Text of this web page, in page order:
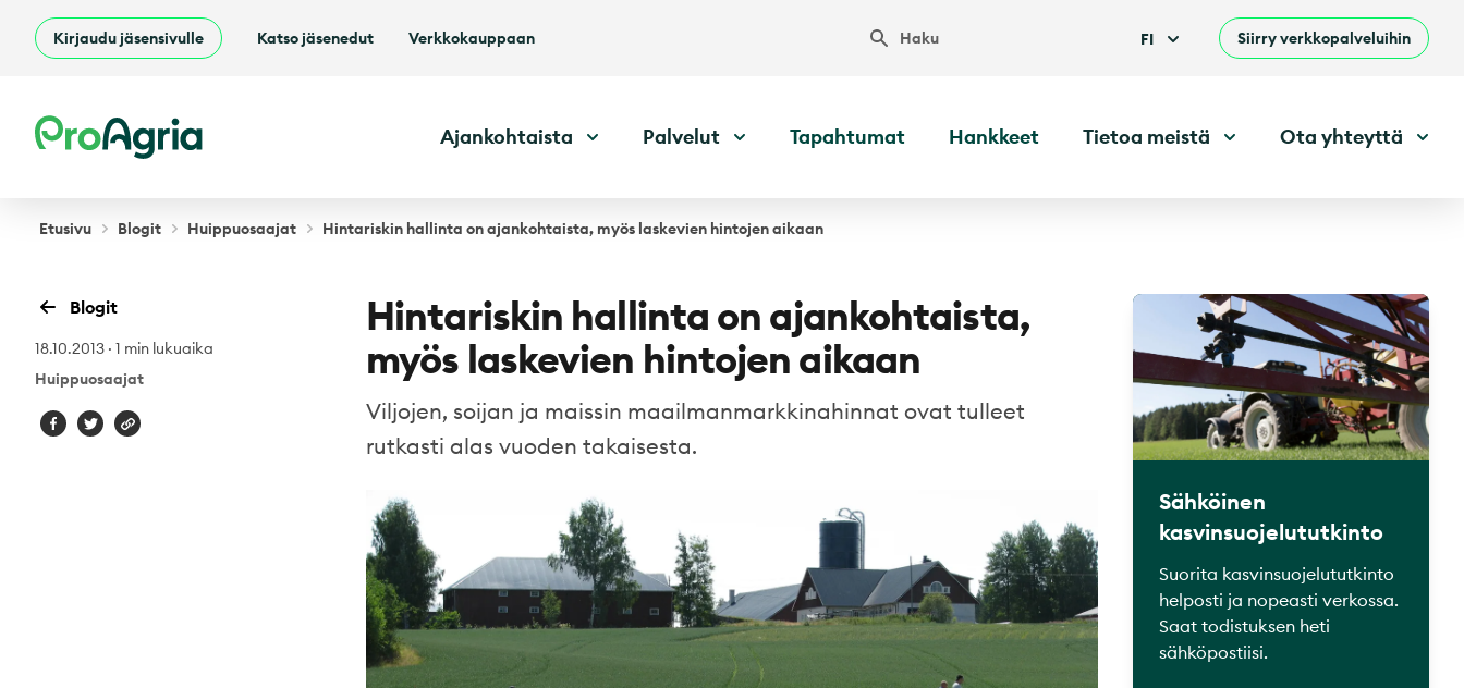
Kirjaudu jäsensivulle Katso jäsenedut Verkkokauppaan Haku FI Siirry verkkopalveluihin
ProAgria Ajankohtaista Palvelut Tapahtumat Hankkeet Tietoa meistä Ota yhteyttä
Etusivu Blogit Huippuosaajat Hintariskin hallinta on ajankohtaista, myös laskevien hintojen aikaan
Blogit
18.10.2013 · 1 min lukuaika
Huippuosaajat
Hintariskin hallinta on ajankohtaista,
myös laskevien hintojen aikaan
Viljojen, soijan ja maissin maailmanmarkkinahinnat ovat tulleet
rutkasti alas vuoden takaisesta.
Sähköinen
kasvinsuojelututkinto
Suorita kasvinsuojelututkinto
helposti ja nopeasti verkossa.
Saat todistuksen heti
sähköpostiisi.